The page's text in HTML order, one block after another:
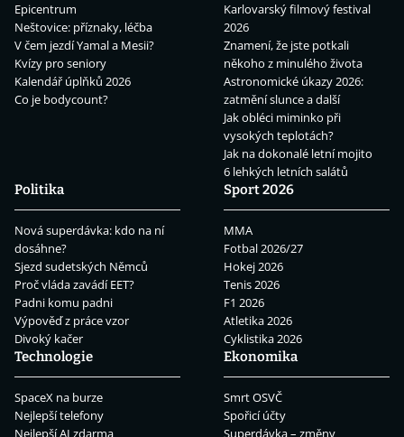
Epicentrum
Neštovice: příznaky, léčba
V čem jezdí Yamal a Mesii?
Kvízy pro seniory
Kalendář úplňků 2026
Co je bodycount?
Karlovarský filmový festival
2026
Znamení, že jste potkali
někoho z minulého života
Astronomické úkazy 2026:
zatmění slunce a další
Jak obléci miminko při
vysokých teplotách?
Jak na dokonalé letní mojito
6 lehkých letních salátů
Politika
Nová superdávka: kdo na ní
dosáhne?
Sjezd sudetských Němců
Proč vláda zavádí EET?
Padni komu padni
Výpověď z práce vzor
Divoký kačer
Sport 2026
MMA
Fotbal 2026/27
Hokej 2026
Tenis 2026
F1 2026
Atletika 2026
Cyklistika 2026
Technologie
SpaceX na burze
Nejlepší telefony
Nejlepší AI zdarma
Ekonomika
Smrt OSVČ
Spořicí účty
Superdávka – změny